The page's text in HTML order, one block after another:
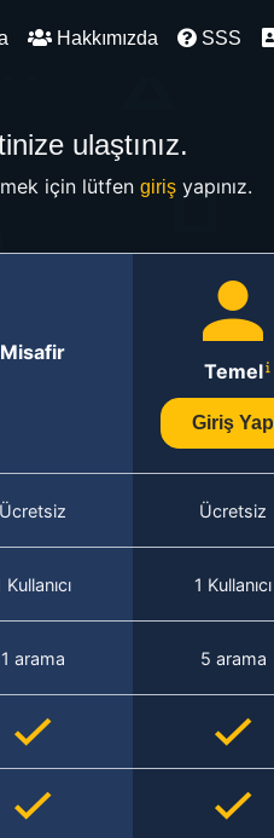
Hakkımızda SSS
ulaştınız.
için lütfen girişyapınız.
Misafir
Temel
Giriş Yap
Ücretsiz Ücretsiz
Kullanıcı 1 Kullanıcı
1 arama 5 arama